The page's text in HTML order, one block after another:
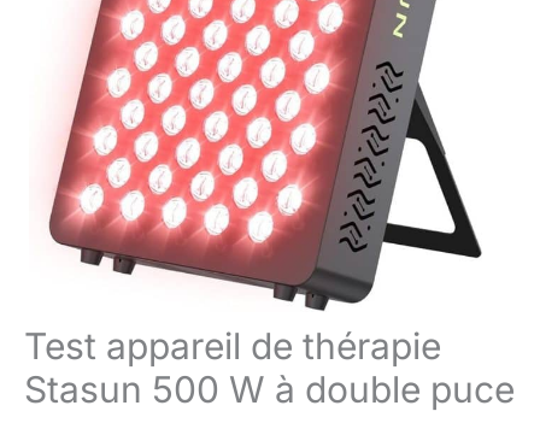
Test appareil de thérapie
Stasun 500 W à double puce